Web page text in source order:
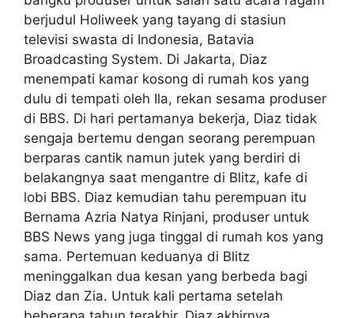
berjudul Holiweek yang tayang di stasiun
televisi swasta di Indonesia, Batavia
Broadcasting System. Di Jakarta, Diaz
menempati kamar kosong di rumah kos yang
dulu di tempati oleh Ila, rekan sesama produser
di BBS. Di hari pertamanya bekerja, Diaz tidak
sengaja bertemu dengan seorang perempuan
berparas cantik namun jutek yang berdiri di
belakangnya saat mengantre di Blitz, kafe di
lobi BBS. Diaz kemudian tahu perempuan itu
Bernama Azria Natya Rinjani, produser untuk
BBS News yang juga tinggal di rumah kos yang
sama. Pertemuan keduanya di Blitz
meninggalkan dua kesan yang berbeda bagi
Diaz dan Zia. Untuk kali pertama setelah